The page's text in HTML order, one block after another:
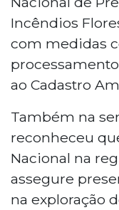
Incêndios
com medidas
ao Cadastro
Também na
reconheceu
Nacional na
assegure
na exploração